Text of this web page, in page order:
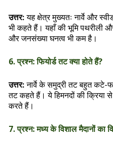
उत्तर:यह क्षेत्र मुख्यतः नार्वे और
भी कहते हैं। यहाँ की भूमि पथरीली
और जनसंख्या घनत्व भी कम है।
6. प्रश्न: फियोर्ड तट क्या होते हैं?
उत्तर: नार्वे के समुद्री तट बहुत कटे-
तट कहते हैं। ये हिमनदों की क्रिया
करते हैं।
7. प्रश्न: मध्य के विशाल मैदानों का